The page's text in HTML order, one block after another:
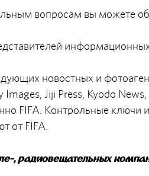
вопросам вы можете
новостных и
Images, Jiji Press, Kyodo
FIFA. Контрольные ключи
от FIFA.
, радиовещательных